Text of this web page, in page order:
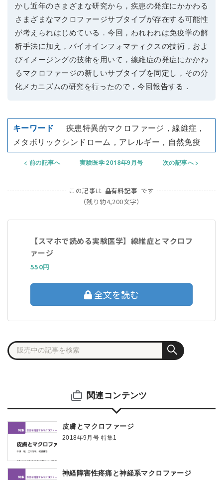
かし近年のさまざまな研究から，疾患の発症にかかわる
さまざまなマクロファージサブタイプが存在する可能性
が考えられはじめている．今回，われわれは免疫学の解
析手法に加え，バイオインフォマティクスの技術，およ
びイメージングの技術を用いて，線維症の発症にかかわ
るマクロファージの新しいサブタイプを同定し，その分
化メカニズムの研究を行ったので，今回報告する．
疾患特異的マクロファージ，線維症，
メタボリックシンドローム，アレルギー，自然免疫
前の記事へ 実験医学 2018年9月号 次の記事へ
この記事は 有料記事 です
（残り約4,200文字）
【スマホで読める実験医学】線維症とマクロフ
ァージ
550円
全文を読む
関連コンテンツ
皮膚とマクロファージ
2018年9月号 特集1
神経障害性疼痛と神経系マクロファージ